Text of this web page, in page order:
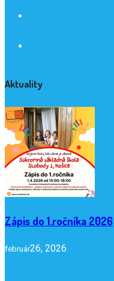
Aktuality
Zápis do 1.ročníka 2026
február26, 2026